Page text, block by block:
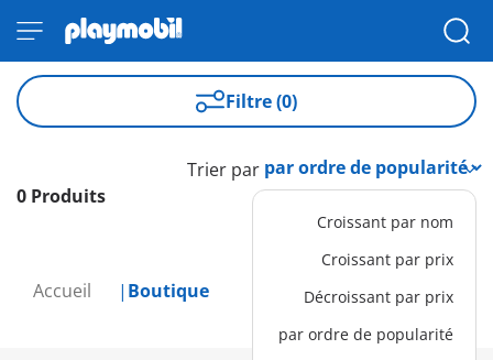
Accueil Boutique
Filtre (0)
0 Produits
Trier par
Croissant par nom
Croissant par prix
Décroissant par prix
par ordre de popularité